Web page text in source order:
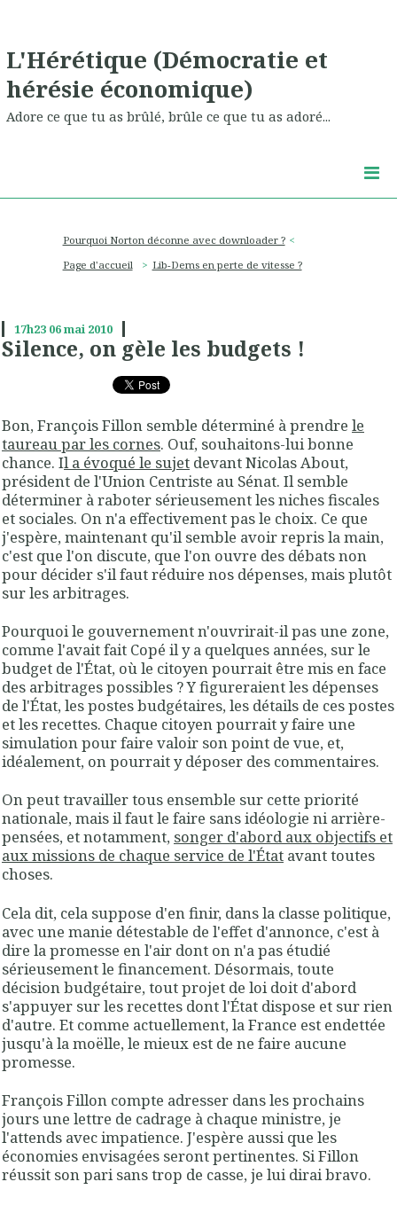
L'Hérétique (Démocratie et
hérésie économique)
Adore ce que tu as brûlé, brûle ce que tu as adoré...
Pourquoi Norton déconne avec downloader ?
Page d'accueil
Lib-Dems en perte de vitesse ?
17h23 06mai 2010
Silence, on gèle les budgets !
Bon, François Fillon semble déterminé à prendre le
taureau par les cornes. Ouf, souhaitons-lui bonne
chance. Il a évoqué le sujet devant Nicolas About,
président de l'Union Centriste au Sénat. Il semble
déterminer à raboter sérieusement les niches fiscales
et sociales. On n'a effectivement pas le choix. Ce que
j'espère, maintenant qu'il semble avoir repris la main,
c'est que l'on discute, que l'on ouvre des débats non
pour décider s'il faut réduire nos dépenses, mais plutôt
sur les arbitrages.
Pourquoi le gouvernement n'ouvrirait-il pas une zone,
comme l'avait fait Copé il y a quelques années, sur le
budget de l'État, où le citoyen pourrait être mis en face
des arbitrages possibles ? Y figureraient les dépenses
de l'État, les postes budgétaires, les détails de ces postes
et les recettes. Chaque citoyen pourrait y faire une
simulation pour faire valoir son point de vue, et,
idéalement, on pourrait y déposer des commentaires.
On peut travailler tous ensemble sur cette priorité
nationale, mais il faut le faire sans idéologie ni arrière-
pensées, et notamment, songer d'abord aux objectifs et
aux missions de chaque service de l'État avant toutes
choses.
Cela dit, cela suppose d'en finir, dans la classe politique,
avec une manie détestable de l'effet d'annonce, c'est à
dire la promesse en l'air dont on n'a pas étudié
sérieusement le financement. Désormais, toute
décision budgétaire, tout projet de loi doit d'abord
s'appuyer sur les recettes dont l'État dispose et sur rien
d'autre. Et comme actuellement, la France est endettée
jusqu'à la moëlle, le mieux est de ne faire aucune
promesse.
François Fillon compte adresser dans les prochains
jours une lettre de cadrage à chaque ministre, je
l'attends avec impatience. J'espère aussi que les
économies envisagées seront pertinentes. Si Fillon
réussit son pari sans trop de casse, je lui dirai bravo.